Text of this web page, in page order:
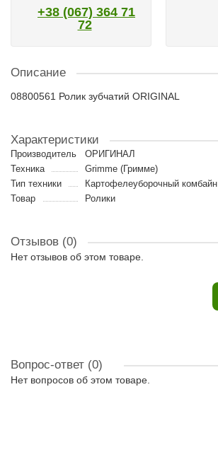
+38 (067) 364 71
72
Описание
08800561 Ролик зубчатий ORIGINAL
Характеристики
Производитель
ОРИГИНАЛ
Техника
Grimme (Гримме)
Тип техники
Картофелеуборочный комбайн
Товар
Ролики
Отзывов (0)
Нет отзывов об этом товаре.
Вопрос-ответ (0)
Нет вопросов об этом товаре.